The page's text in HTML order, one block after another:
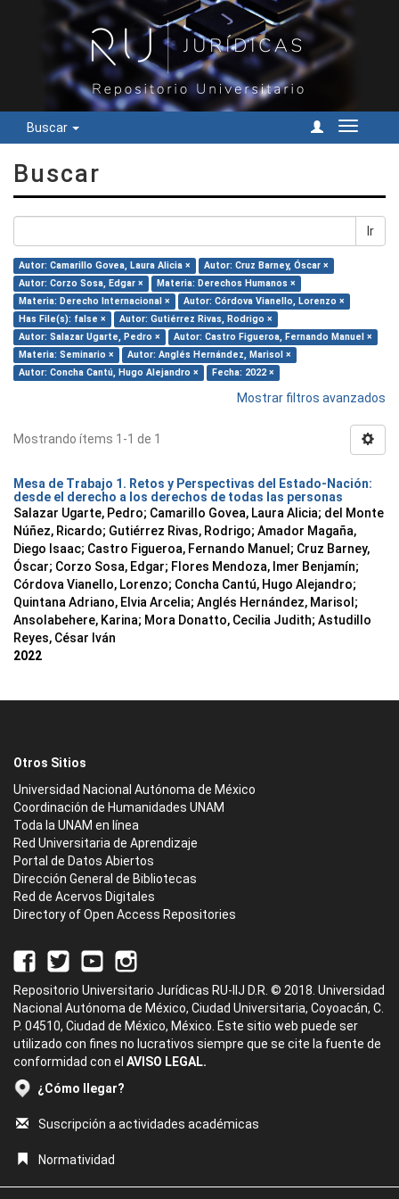
Buscar
Cambiar
Buscar
Ir
Autor: Camarillo Govea, Laura Alicia ×
Autor: Cruz Barney, Óscar ×
Autor: Corzo Sosa, Edgar ×
Materia: Derechos Humanos ×
Materia: Derecho Internacional ×
Autor: Córdova Vianello, Lorenzo ×
Has File(s): false ×
Autor: Gutiérrez Rivas, Rodrigo ×
Autor: Salazar Ugarte, Pedro ×
Autor: Castro Figueroa, Fernando Manuel ×
Materia: Seminario ×
Autor: Anglés Hernández, Marisol ×
Autor: Concha Cantú, Hugo Alejandro ×
Fecha: 2022 ×
Mostrar filtros avanzados
Mostrando ítems 1-1 de 1
Mesa de Trabajo 1. Retos y Perspectivas del Estado-Nación:
desde el derecho a los derechos de todas las personas
Salazar Ugarte, Pedro; Camarillo Govea, Laura Alicia; del Monte
Núñez, Ricardo; Gutiérrez Rivas, Rodrigo; Amador Magaña,
Diego Isaac; Castro Figueroa, Fernando Manuel ; Cruz Barney,
Óscar; Corzo Sosa, Edgar; Flores Mendoza, Imer Benjamín;
Córdova Vianello, Lorenzo; Concha Cantú, Hugo Alejandro;
Quintana Adriano, Elvia Arcelia; Anglés Hernández, Marisol ;
Ansolabehere, Karina; Mora Donatto, Cecilia Judith; Astudillo
Reyes, César Iván
2022
Otros Sitios
Universidad Nacional Autónoma de México
Coordinación de Humanidades UNAM
Toda la UNAM en línea
Red Universitaria de Aprendizaje
Portal de Datos Abiertos
Dirección General de Bibliotecas
Red de Acervos Digitales
Directory of Open Access Repositories
Repositorio Universitario Jurídicas RU-IIJ D.R. © 2018. Universidad
Nacional Autónoma de México, Ciudad Universitaria, Coyoacán, C.
P. 04510, Ciudad de México, México. Este sitio web puede ser
utilizado con fines no lucrativos siempre que se cite la fuente de
conformidad con el AVISO LEGAL.
¿Cómo llegar?
Suscripción a actividades académicas
Normatividad